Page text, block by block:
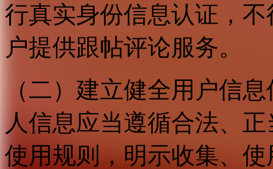
行真实身份信息认证，
户提供跟帖评论服务。
（二）建立健全用户信
人信息应当遵循合法、
使用规则，明示收集、